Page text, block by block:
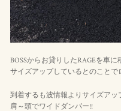
BOSSからお貸りしたRAGEを車に
サイズアップしているとのことで
到着するも波情報よりサイズアッ
肩～頭でワイドダンパー!!